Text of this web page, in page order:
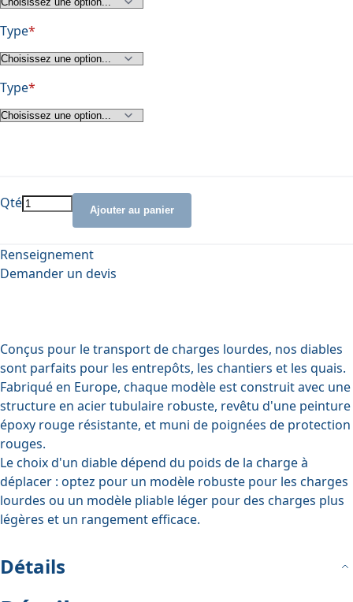
Type
Type
Qté Ajouter au panier
Renseignement
Demander un devis
Conçus pour le transport de charges lourdes, nos diables
sont parfaits pour les entrepôts, les chantiers et les quais.
Fabriqué en Europe, chaque modèle est construit avec une
structure en acier tubulaire robuste, revêtu d'une peinture
époxy rouge résistante, et muni de poignées de protection
rouges.
Le choix d'un diable dépend du poids de la charge à
déplacer : optez pour un modèle robuste pour les charges
lourdes ou un modèle pliable léger pour des charges plus
légères et un rangement efficace.
Détails